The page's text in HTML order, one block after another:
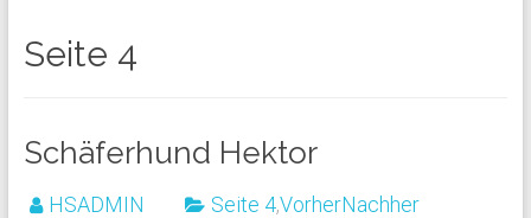
Seite 4
Schäferhund Hektor
HSADMIN Seite 4,VorherNachher